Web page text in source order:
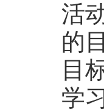
活
的
目
学